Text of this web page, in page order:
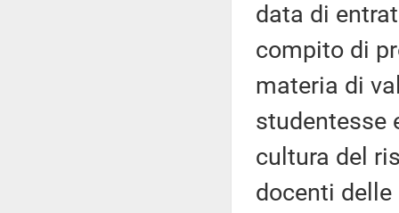
data di
compito di
materia di
studentesse
cultura del
docenti